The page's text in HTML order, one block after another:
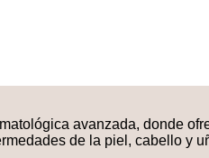
avanzada, donde
de la piel, cabello y